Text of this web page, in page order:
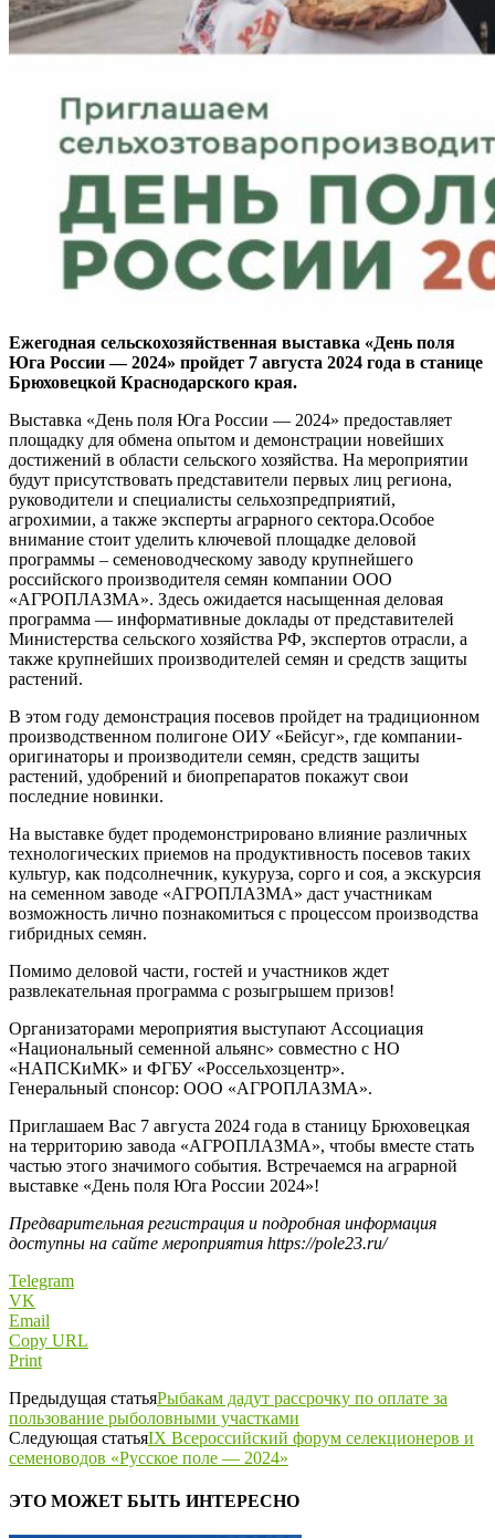
Ежегодная сельскохозяйственная выставка «День поля
Юга России — 2024» пройдет 7 августа 2024 года в станице
Брюховецкой Краснодарского края.
Выставка «День поля Юга России — 2024» предоставляет
площадку для обмена опытом и демонстрации новейших
достижений в области сельского хозяйства. На мероприятии
будут присутствовать представители первых лиц региона,
руководители и специалисты сельхозпредприятий,
агрохимии, а также эксперты аграрного сектора.Особое
внимание стоит уделить ключевой площадке деловой
программы – семеноводческому заводу крупнейшего
российского производителя семян компании ООО
«АГРОПЛАЗМА». Здесь ожидается насыщенная деловая
программа — информативные доклады от представителей
Министерства сельского хозяйства РФ, экспертов отрасли, а
также крупнейших производителей семян и средств защиты
растений.
В этом году демонстрация посевов пройдет на традиционном
производственном полигоне ОИУ «Бейсуг», где компании-
оригинаторы и производители семян, средств защиты
растений, удобрений и биопрепаратов покажут свои
последние новинки.
На выставке будет продемонстрировано влияние различных
технологических приемов на продуктивность посевов таких
культур, как подсолнечник, кукуруза, сорго и соя, а экскурсия
на семенном заводе «АГРОПЛАЗМА» даст участникам
возможность лично познакомиться с процессом производства
гибридных семян.
Помимо деловой части, гостей и участников ждет
развлекательная программа с розыгрышем призов!
Организаторами мероприятия выступают Ассоциация
«Национальный семенной альянс» совместно с НО
«НАПСКиМК» и ФГБУ «Россельхозцентр».
Генеральный спонсор: ООО «АГРОПЛАЗМА».
Приглашаем Вас 7 августа 2024 года в станицу Брюховецкая
на территорию завода «АГРОПЛАЗМА», чтобы вместе стать
частью этого значимого события. Встречаемся на аграрной
выставке «День поля Юга России 2024»!
Предварительная регистрация и подробная информация
доступны на сайте мероприятия https://pole23.ru/
Telegram
VK
Email
Copy URL
Print
Предыдущая статьяРыбакам дадут рассрочку по оплате за
пользование рыболовными участками
Следующая статьяIX Всероссийский форум селекционеров и
семеноводов «Русское поле — 2024»
ЭТО МОЖЕТ БЫТЬ ИНТЕРЕСНО